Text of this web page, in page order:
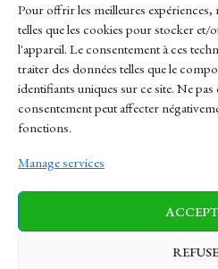
Pour offrir les meilleures
telles que les cookies pour stocker
l'appareil. Le consentement à ces
traiter des données telles que le
identifiants uniques sur ce site. Ne
consentement peut affecter
fonctions.
Manage services
Links
Contact
Sitemap
News Finance-
Business Tech Health